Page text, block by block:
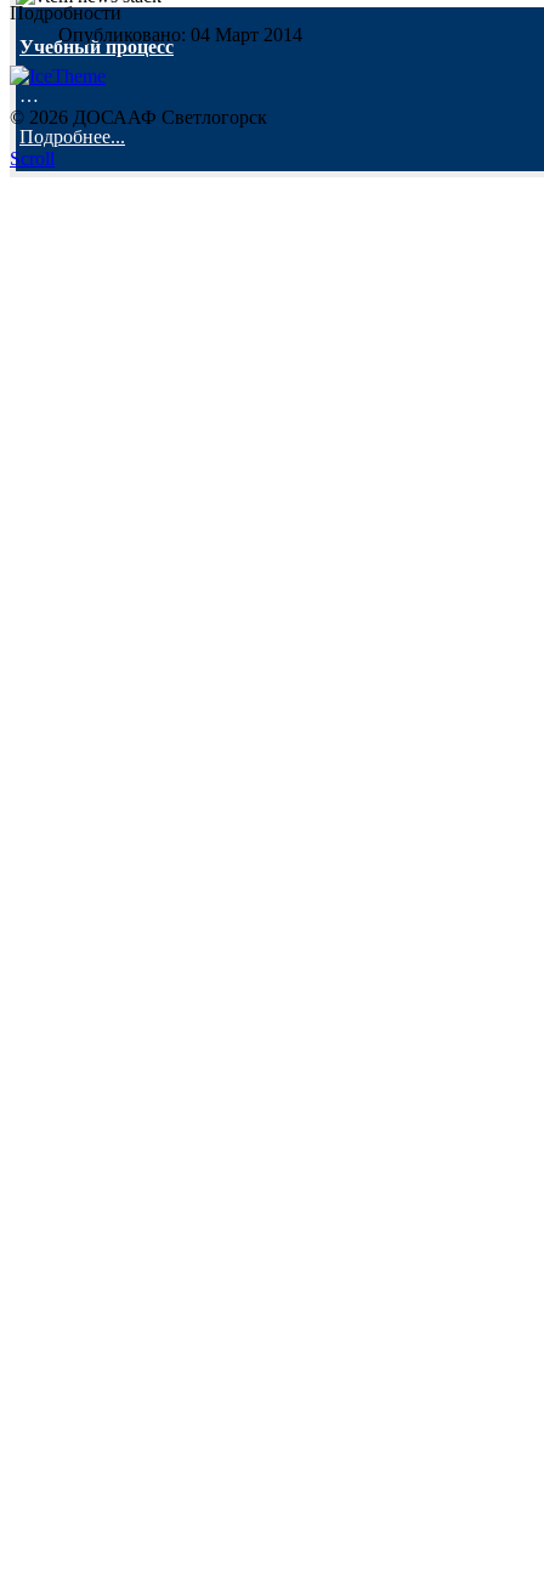
Учебный процесс
…
Подробнее...
Подробности
Опубликовано: 04 Март 2014
© 2026 ДОСААФ Светлогорск
Scroll